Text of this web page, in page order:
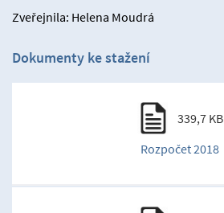
Zveřejnila: Helena Moudrá
Dokumenty ke stažení
339,7 KB
Rozpočet 2018